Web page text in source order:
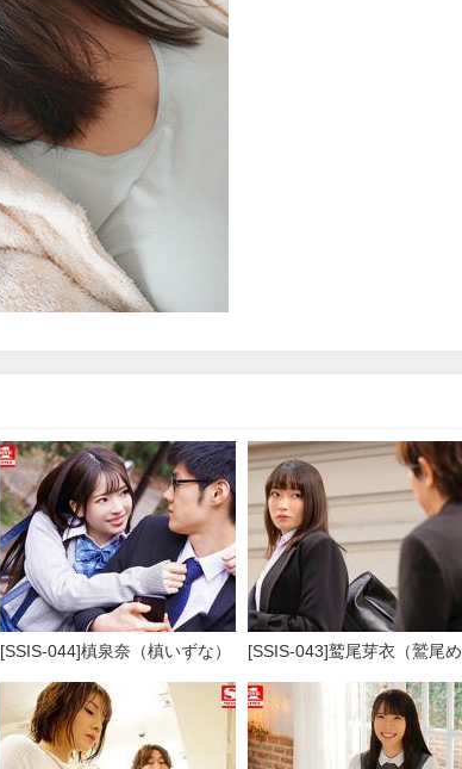
[SSIS-044]槙泉奈（槙いずな）
放学后的日子
[SSIS-043]鹫尾芽衣（鷲尾め
い） 孤零零地在一家旅馆里